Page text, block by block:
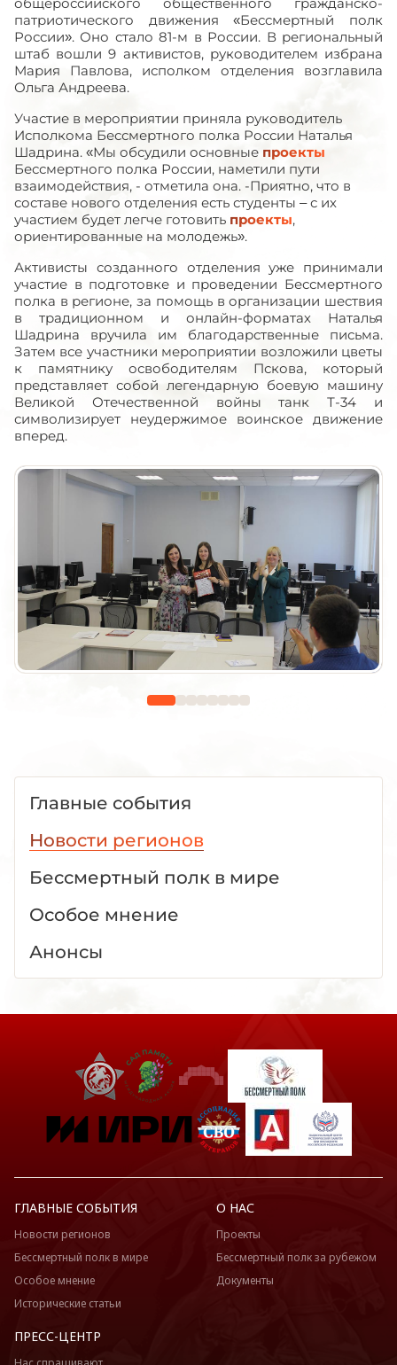
патриотического движения «Бессмертный полк
России». Оно стало 81-м в России. В региональный
штаб вошли 9 активистов, руководителем избрана
Мария Павлова, исполком отделения возглавила
Ольга Андреева.
Участие в мероприятии приняла руководитель
Исполкома Бессмертного полка России Наталья
Шадрина. «Мы обсудили основные проекты
Бессмертного полка России, наметили пути
взаимодействия, - отметила она. -Приятно, что в
составе нового отделения есть студенты – с их
участием будет легче готовить проекты,
ориентированные на молодежь».
Активисты созданного отделения уже принимали
участие в подготовке и проведении Бессмертного
полка в регионе, за помощь в организации шествия
в традиционном и онлайн-форматах Наталья
Шадрина вручила им благодарственные письма.
Затем все участники мероприятии возложили цветы
к памятнику освободителям Пскова, который
представляет собой легендарную боевую машину
Великой Отечественной войны танк Т-34 и
символизирует неудержимое воинское движение
вперед.
Главные события
Новости регионов
Бессмертный полк в мире
Особое мнение
Анонсы
ГЛАВНЫЕ СОБЫТИЯ
Новости регионов
Бессмертный полк в мире
Особое мнение
Исторические статьи
О НАС
Проекты
Бессмертный полк за рубежом
Документы
ПРЕСС-ЦЕНТР